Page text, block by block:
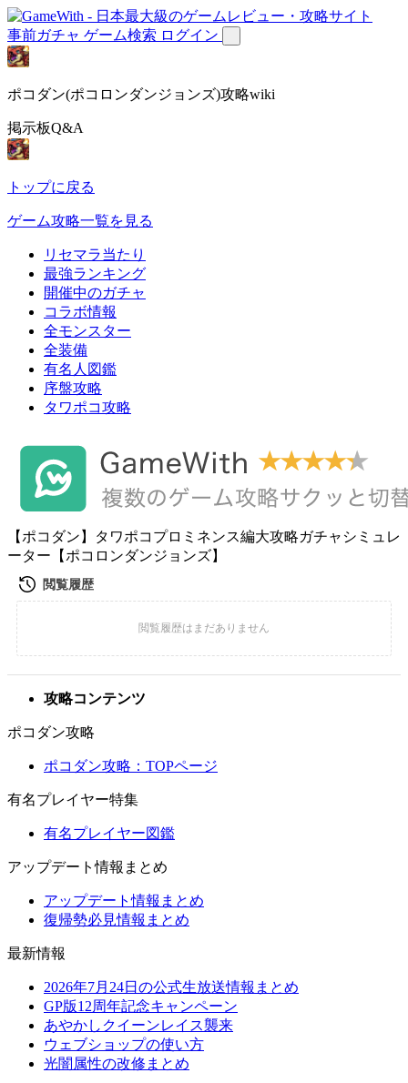
事前ガチャ ゲーム検索 ログイン
ポコダン(ポコロンダンジョンズ)攻略wiki
掲示板Q&A
トップに戻る
ゲーム攻略一覧を見る
リセマラ当たり
最強ランキング
開催中のガチャ
コラボ情報
全モンスター
全装備
有名人図鑑
序盤攻略
タワポコ攻略
【ポコダン】タワポコプロミネンス編大攻略ガチャシミュレ
ーター【ポコロンダンジョンズ】
攻略コンテンツ
ポコダン攻略
ポコダン攻略：TOPページ
有名プレイヤー特集
有名プレイヤー図鑑
アップデート情報まとめ
アップデート情報まとめ
復帰勢必見情報まとめ
最新情報
2026年7月24日の公式生放送情報まとめ
GP版12周年記念キャンペーン
あやかしクイーンレイス襲来
ウェブショップの使い方
光闇属性の改修まとめ